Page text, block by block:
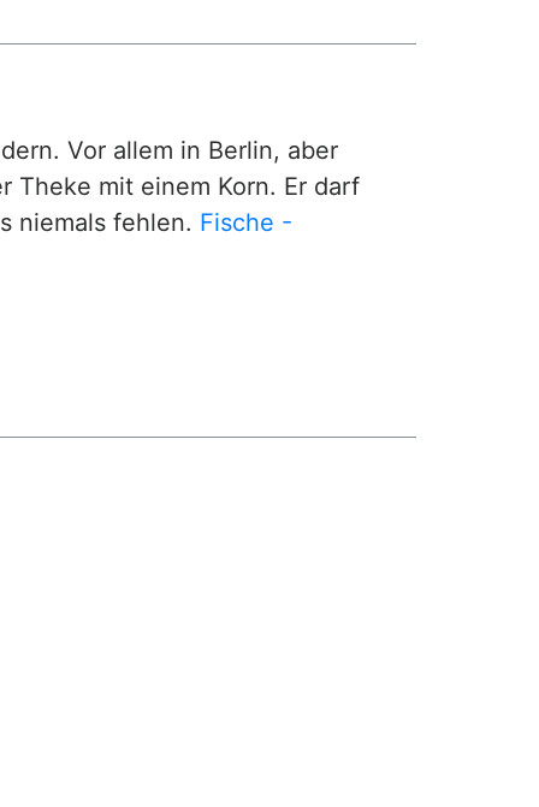
Vor allem in Berlin, aber
Theke mit einem Korn. Er darf
niemals fehlen. Fische -